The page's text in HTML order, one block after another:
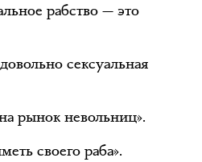
рабство — это
сексуальная
рынок невольниц».
своего раба».